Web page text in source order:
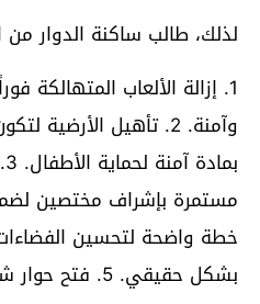
لذلك، طالب ساكنة الدوار
1. إزالة الألعاب المتهالكة
وآمنة. 2. تأهيل
خطة واضحة لتحسين
بشكل حقيقي. 5.